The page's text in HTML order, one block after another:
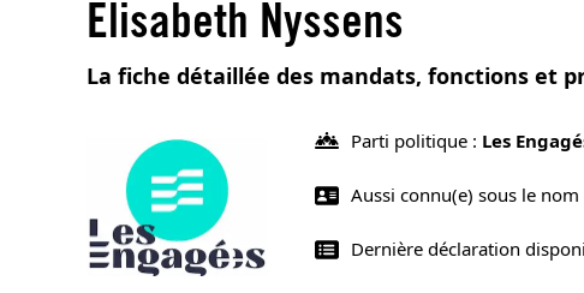
Elisabeth Nyssens
La fiche détaillée des mandats, fonctions et
Parti politique : Les
Aussi connu(e) sous le nom
Dernière déclaration